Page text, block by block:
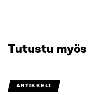
Tutustu myös
ARTIKKELI